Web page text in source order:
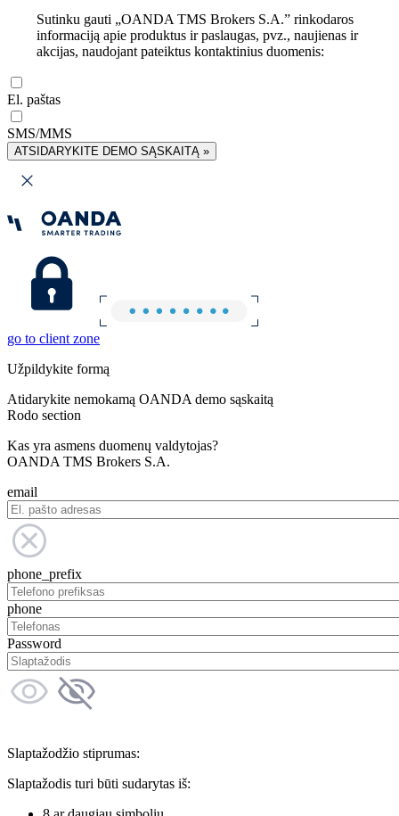
Sutinku gauti „OANDA TMS Brokers S.A.” rinkodaros
informaciją apie produktus ir paslaugas, pvz., naujienas ir
akcijas, naudojant pateiktus kontaktinius duomenis:
El. paštas
SMS/MMS
ATSIDARYKITE DEMO SĄSKAITĄ »
go to client zone
Užpildykite formą
Atidarykite nemokamą OANDA demo sąskaitą
Rodo section
Kas yra asmens duomenų valdytojas?
OANDA TMS Brokers S.A.
email
phone_prefix
phone
Password
Slaptažodžio stiprumas:
Slaptažodis turi būti sudarytas iš: